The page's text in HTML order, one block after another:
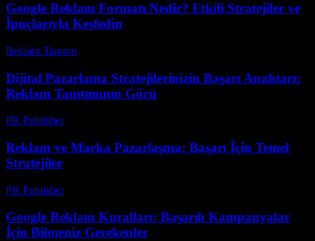
Google Reklam Formatı Nedir? Etkili Stratejiler ve
İpuçlarıyla Keşfedin
Reklam Tanıtım
Dijital Pazarlama Stratejilerinizin Başarı Anahtarı:
Reklam Tanıtımının Gücü
PR Publisher-
Reklam ve Marka Pazarlaşma: Başarı İçin Temel
Stratejiler
PR Publisher-
Google Reklam Kuralları: Başarılı Kampanyalar
İçin Bilmeniz Gerekenler